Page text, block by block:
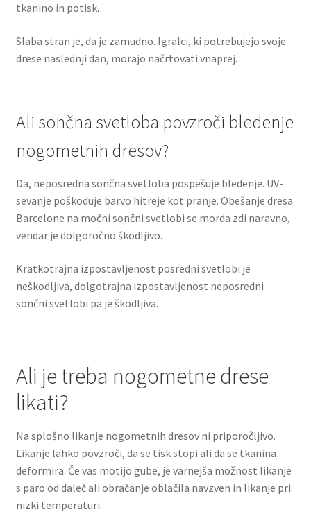
tkanino in potisk.
Slaba stran je, da je zamudno. Igralci, ki potrebujejo svoje
drese naslednji dan, morajo načrtovati vnaprej.
Ali sončna svetloba povzroči bledenje
nogometnih dresov?
Da, neposredna sončna svetloba pospešuje bledenje. UV-
sevanje poškoduje barvo hitreje kot pranje. Obešanje dresa
Barcelone na močni sončni svetlobi se morda zdi naravno,
vendar je dolgoročno škodljivo.
Kratkotrajna izpostavljenost posredni svetlobi je
neškodljiva, dolgotrajna izpostavljenost neposredni
sončni svetlobi pa je škodljiva.
Ali je treba nogometne drese
likati?
Na splošno likanje nogometnih dresov ni priporočljivo.
Likanje lahko povzroči, da se tisk stopi ali da se tkanina
deformira. Če vas motijo ​​gube, je varnejša možnost likanje
s paro od daleč ali obračanje oblačila navzven in likanje pri
nizki temperaturi.